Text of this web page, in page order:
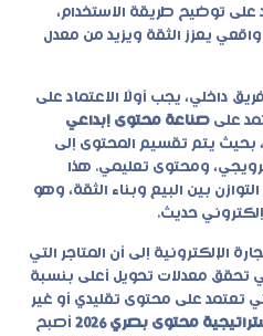
على توضيح طريقة الاستخدام،
يعزز الثقة ويزيد من معدل
داخلي، يجب أولًا الاعتماد على
على صناعة محتوى إبداعي
يتم تقسيم المحتوى إلى
ومحتوى تعليمي. هذا
بين البيع وبناء الثقة، وهو
حديث.
الإلكترونية إلى أن المتاجر التي
تحقق معدلات تحويل أعلى بنسبة
التي تعتمد على محتوى تقليدي أو غير
محتوى بصري 2026
أصبح